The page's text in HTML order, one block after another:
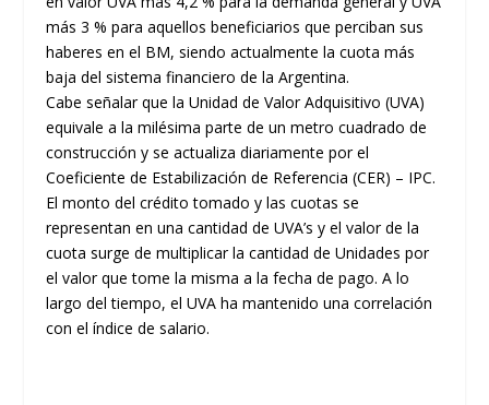
más 3 % para aquellos beneficiarios que perciban sus
haberes en el BM, siendo actualmente la cuota más
baja del sistema financiero de la Argentina.
Cabe señalar que la Unidad de Valor Adquisitivo (UVA)
equivale a la milésima parte de un metro cuadrado de
construcción y se actualiza diariamente por el
Coeficiente de Estabilización de Referencia (CER) – IPC.
El monto del crédito tomado y las cuotas se
representan en una cantidad de UVA’s y el valor de la
cuota surge de multiplicar la cantidad de Unidades por
el valor que tome la misma a la fecha de pago. A lo
largo del tiempo, el UVA ha mantenido una correlación
con el índice de salario.